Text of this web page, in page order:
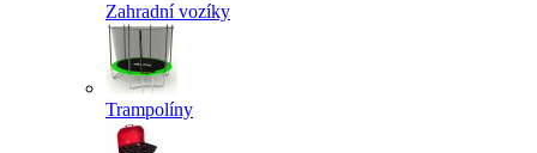
Zahradní vozíky
Trampolíny